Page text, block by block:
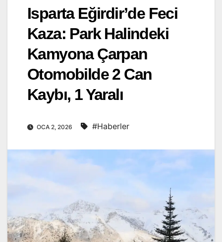
Isparta Eğirdir’de Feci
Kaza: Park Halindeki
Kamyona Çarpan
Otomobilde 2 Can
Kaybı, 1 Yaralı
OCA 2, 2026 #Haberler